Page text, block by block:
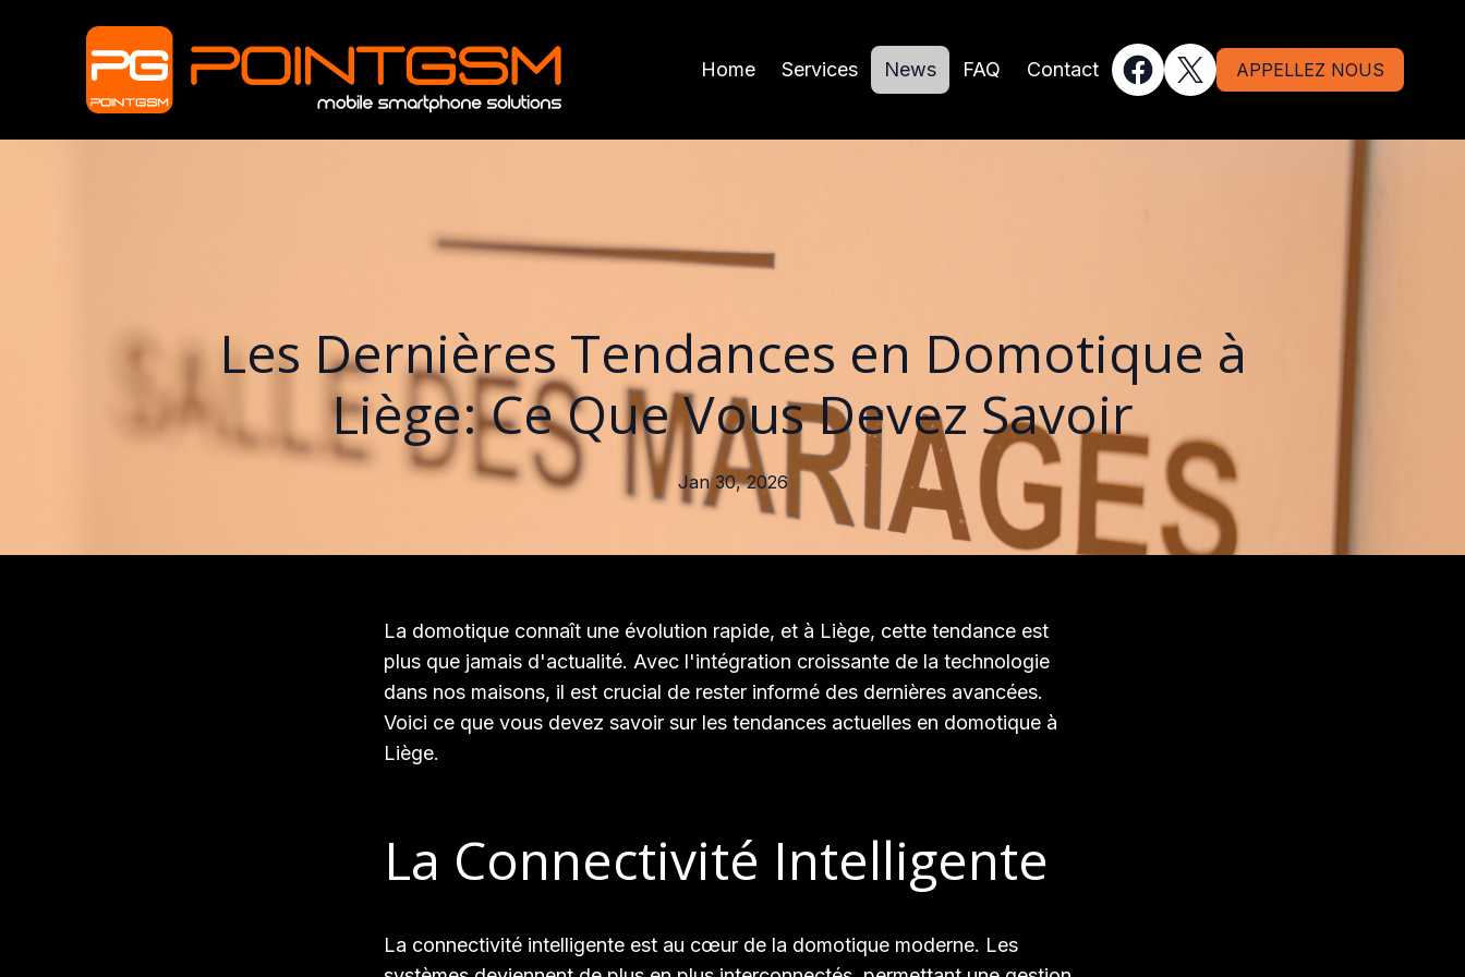
Home Services News FAQ Contact APPELLEZ NOUS
Les Dernières Tendances en Domotique à
Liège: Ce Que Vous Devez Savoir
Jan 30, 2026
La domotique connaît une évolution rapide, et à Liège, cette tendance est
plus que jamais d'actualité. Avec l'intégration croissante de la technologie
dans nos maisons, il est crucial de rester informé des dernières avancées.
Voici ce que vous devez savoir sur les tendances actuelles en domotique à
Liège.
La Connectivité Intelligente
La connectivité intelligente est au cœur de la domotique moderne. Les